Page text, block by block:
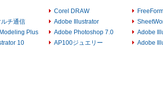
Corel DRAW
チ通信 Adobe Illustrator
Plus Adobe Photoshop 7.0
Adobe
10 AP100ジュエリー Adobe